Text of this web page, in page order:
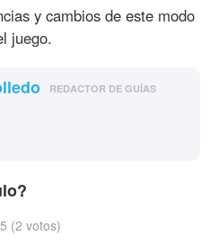
y cambios de este modo
juego.
REDACTOR DE GUÍAS
(2 votos)